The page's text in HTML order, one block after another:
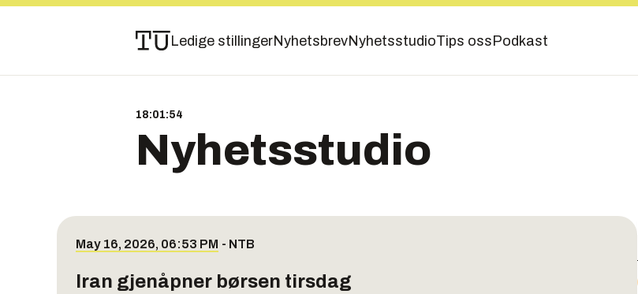
Ledige stillingerNyhetsbrevNyhetsstudioTips oss Podkast
18:01:55
Nyhetsstudio
May 16, 2026, 06:53 PM - NTB
Iran gjenåpner børsen tirsdag